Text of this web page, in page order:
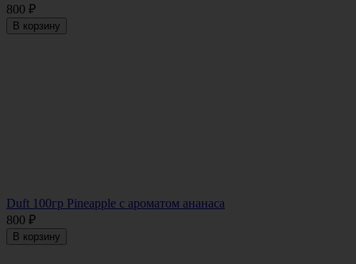
800 ₽
В корзину
Duft 100гр Pineapple с ароматом ананаса
800 ₽
В корзину